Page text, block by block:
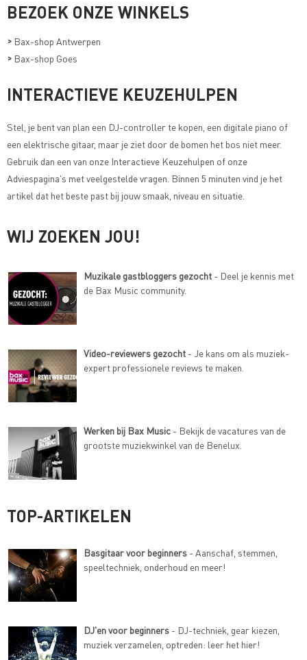
BEZOEK ONZE WINKELS
> Bax-shop Antwerpen
> Bax-shop Goes
INTERACTIEVE KEUZEHULPEN
Stel, je bent van plan een DJ-controller te kopen, een digitale piano of
een elektrische gitaar, maar je ziet door de bomen het bos niet meer.
Gebruik dan een van onze Interactieve Keuzehulpen of onze
Adviespagina's met veelgestelde vragen . Binnen 5 minuten vind je het
artikel dat het beste past bij jouw smaak, niveau en situatie.
WIJ ZOEKEN JOU!
Muzikale gastbloggers gezocht - Deel je kennis met
de Bax Music community.
Video-reviewers gezocht - Je kans om als muziek-
expert professionele reviews te maken.
Werken bij Bax Music - Bekijk de vacatures van de
grootste muziekwinkel van de Benelux.
TOP-ARTIKELEN
Basgitaar voor beginners - Aanschaf, stemmen,
speeltechniek, onderhoud en meer!
DJ'en voor beginners - DJ-techniek, gear kiezen,
muziek verzamelen, optreden: leer het hier!